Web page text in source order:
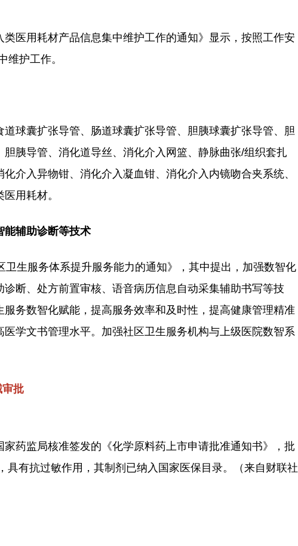
医用耗材产品信息集中维护工作的通知》显示，按照工作安
维护工作。
球囊扩张导管、肠道球囊扩张导管、胆胰球囊扩张导管、胆
胰导管、消化道导丝、消化介入网篮、静脉曲张/组织套扎
介入异物钳、消化介入凝血钳、消化介入内镜吻合夹系统、
用耗材。
能辅助诊断等技术
生服务体系提升服务能力的通知》，其中提出，加强数智化
断、处方前置审核、语音病历信息自动采集辅助书写等技
务数智化赋能，提高服务效率和及时性，提高健康管理精准
学文书管理水平。加强社区卫生服务机构与上级医院数智系
审批
药监局核准签发的《化学原料药上市申请批准通知书》，批
有抗过敏作用，其制剂已纳入国家医保目录。（来自财联社